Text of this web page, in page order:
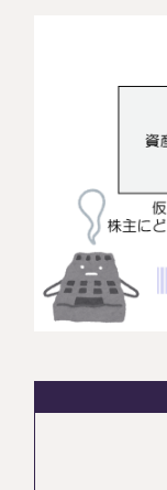
法人情報
東京事務所
セミナー
円満相続ちゃんねる
円満相続塾（受